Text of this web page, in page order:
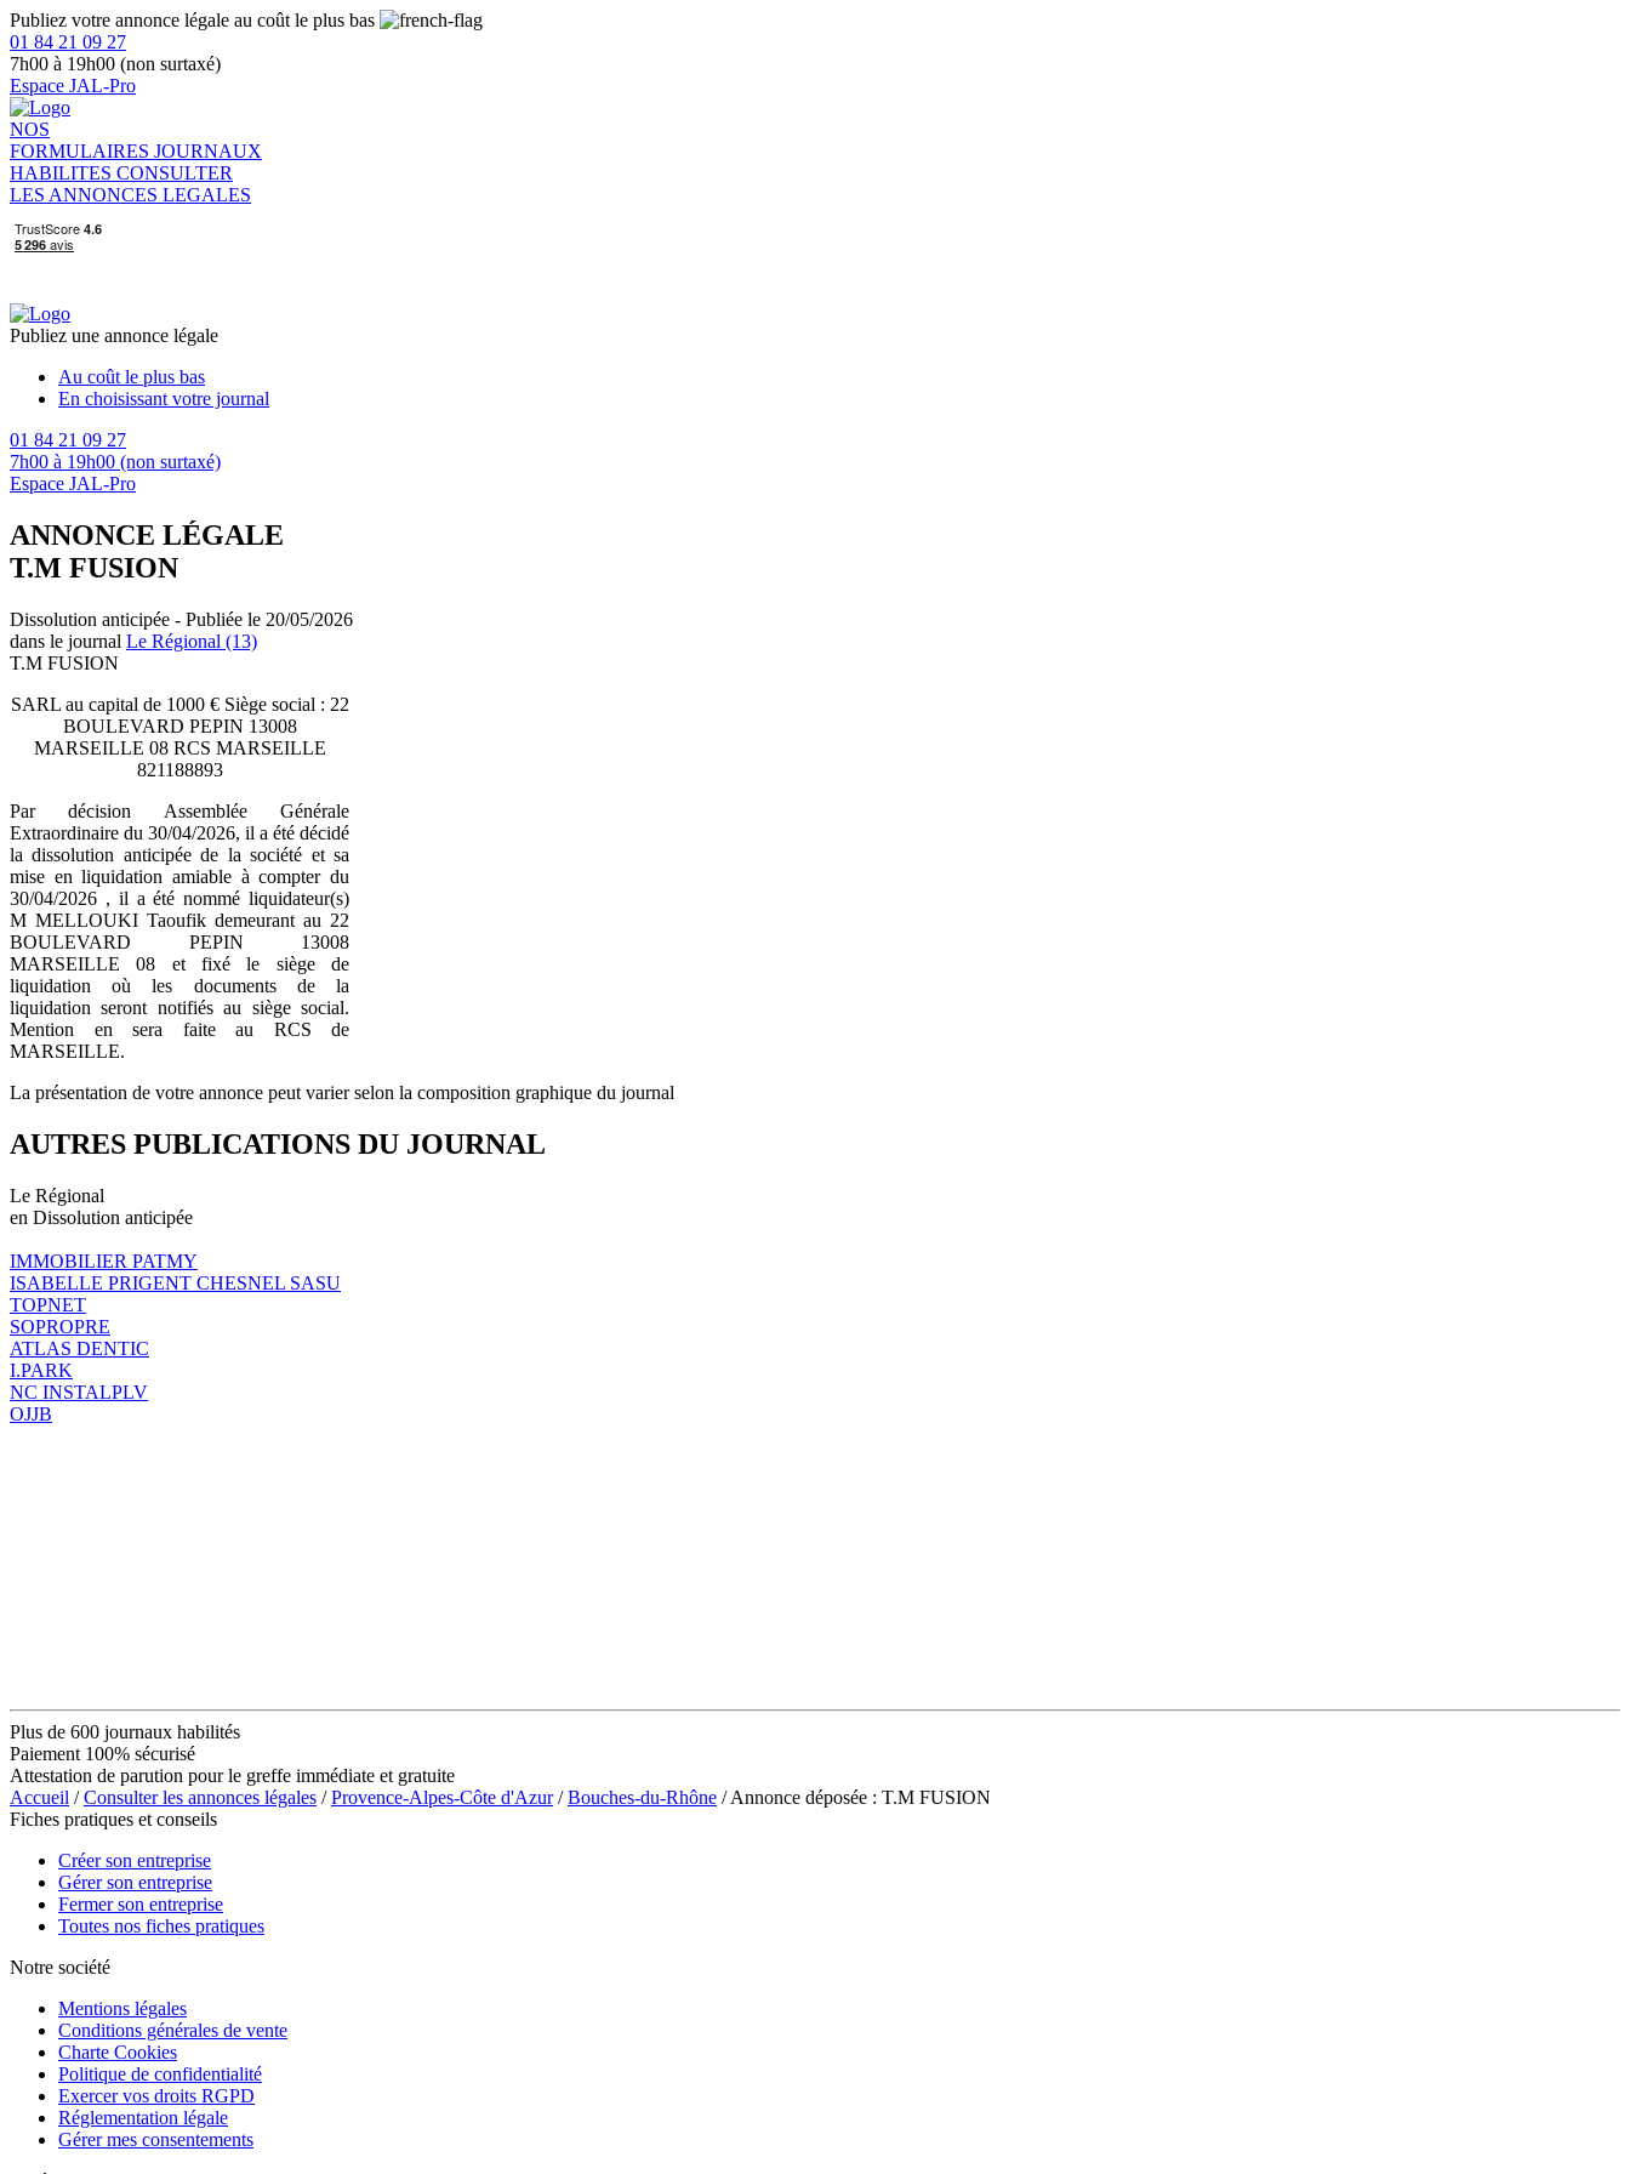
Publiez votre annonce légale au coût le plus bas
01 84 21 09 27
7h00 à 19h00 (non surtaxé)
Espace JAL-Pro
NOS
FORMULAIRES JOURNAUX
HABILITES CONSULTER
LES ANNONCES LEGALES
Publiez une annonce légale
Au coût le plus bas
En choisissant votre journal
01 84 21 09 27
7h00 à 19h00 (non surtaxé)
Espace JAL-Pro
ANNONCE LÉGALE
T.M FUSION
Dissolution anticipée - Publiée le 20/05/2026
dans le journal Le Régional (13)
T.M FUSION
SARL au capital de 1000 € Siège social : 22
BOULEVARD PEPIN 13008
MARSEILLE 08 RCS MARSEILLE
821188893
Par décision Assemblée Générale
Extraordinaire du 30/04/2026, il a été décidé
la dissolution anticipée de la société et sa
mise en liquidation amiable à compter du
30/04/2026 , il a été nommé liquidateur(s)
M MELLOUKI Taoufik demeurant au 22
BOULEVARD PEPIN 13008
MARSEILLE 08 et fixé le siège de
liquidation où les documents de la
liquidation seront notifiés au siège social.
Mention en sera faite au RCS de
MARSEILLE.
La présentation de votre annonce peut varier selon la composition graphique du journal
AUTRES PUBLICATIONS DU JOURNAL
Le Régional
en Dissolution anticipée
IMMOBILIER PATMY
ISABELLE PRIGENT CHESNEL SASU
TOPNET
SOPROPRE
ATLAS DENTIC
I.PARK
NC INSTALPLV
OJJB
Plus de 600 journaux habilités
Paiement 100% sécurisé
Attestation de parution pour le greffe immédiate et gratuite
Accueil /Consulter les annonces légales /Provence-Alpes-Côte d'Azur/Bouches-du-Rhône / Annonce déposée : T.M FUSION
Fiches pratiques et conseils
Créer son entreprise
Gérer son entreprise
Fermer son entreprise
Toutes nos fiches pratiques
Notre société
Mentions légales
Conditions générales de vente
Charte Cookies
Politique de confidentialité
Exercer vos droits RGPD
Réglementation légale
Gérer mes consentements